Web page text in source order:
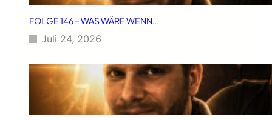
FOLGE 146 – WAS WÄRE WENN…
Juli 24, 2026